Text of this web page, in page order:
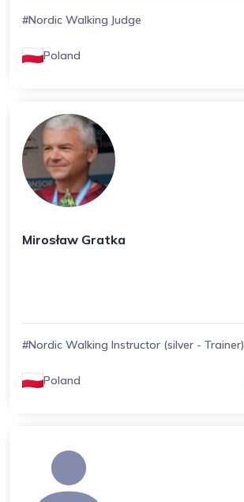
#Nordic Walking Judge
Poland
Mirosław Gratka
#Nordic Walking Instructor (silver - Trainer)
Poland